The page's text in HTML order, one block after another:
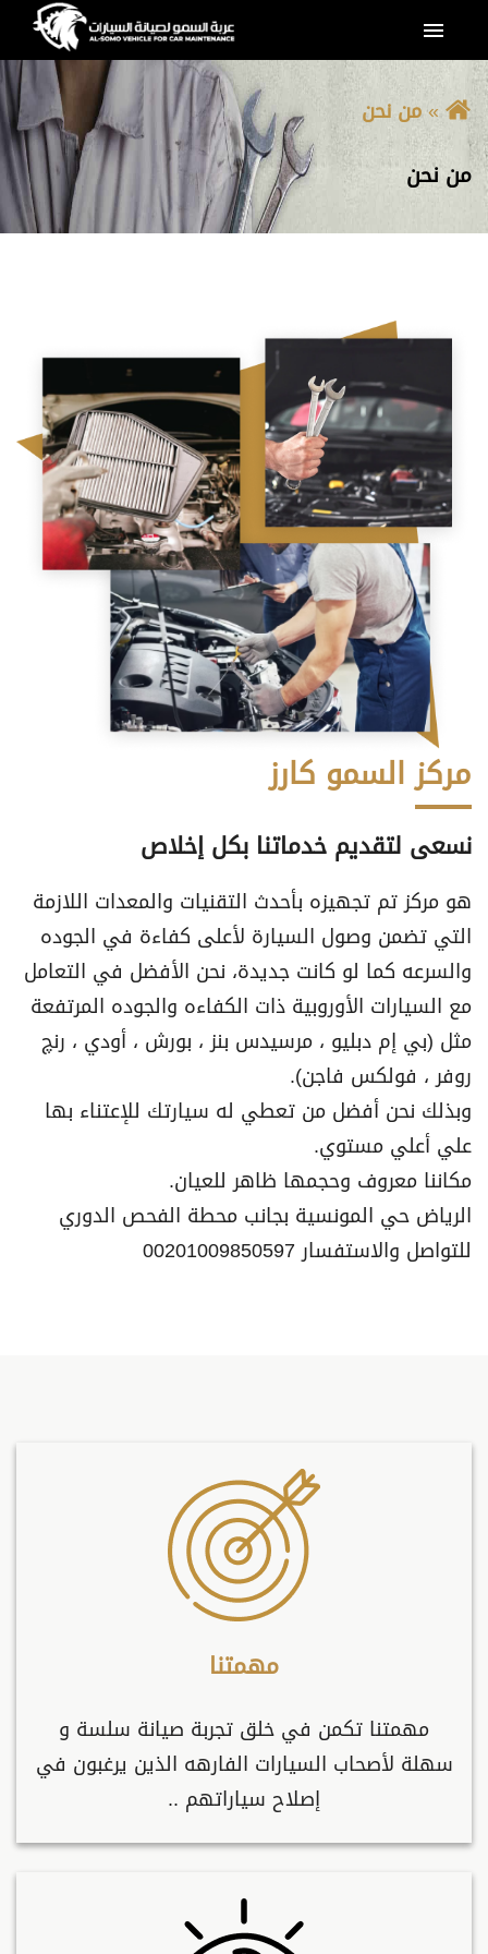
من نحن
من نحن
مركز السمو كارز
نسعى لتقديم خدماتنا بكل إخلاص
هو مركز تم تجهيزه بأحدث التقنيات والمعدات اللازمة
التي تضمن وصول السيارة لأعلى كفاءة في الجوده
والسرعه كما لو كانت جديدة، نحن الأفضل في التعامل
مع السيارات الأوروبية ذات الكفاءه والجوده المرتفعة
مثل (بي إم دبليو ، مرسيدس بنز ، بورش ، أودي ، رنچ
روفر ، فولكس فاجن).
وبذلك نحن أفضل من تعطي له سيارتك للإعتناء بها
علي أعلي مستوي.
مكاننا معروف وحجمها ظاهر للعيان.
الرياض حي المونسية بجانب محطة الفحص الدوري
للتواصل والاستفسار 00201009850597
مهمتنا
مهمتنا تكمن في خلق تجربة صيانة سلسة و
سهلة لأصحاب السيارات الفارهه الذين يرغبون في
إصلاح سياراتهم ..